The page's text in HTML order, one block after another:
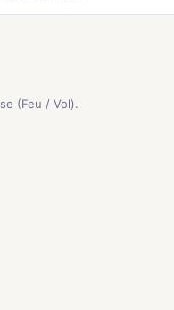
(Feu / Vol).